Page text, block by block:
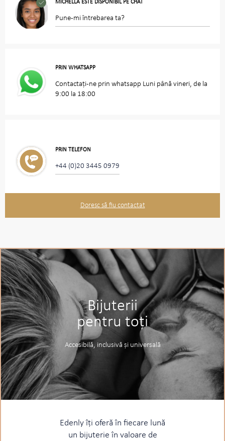
MICHELLA ESTE DISPONIBIL PE CHAT
Pune-mi întrebarea ta?
PRIN WHATSAPP
Contactați-ne prin whatsapp Luni până vineri, de la
9:00 la 18:00
PRIN TELEFON
+44 (0)20 3445 0979
Doresc să fiu contactat
Bijuterii
pentru toți
Accesibilă, inclusivă și universală
Edenly îți oferă în fiecare lună
un bijuterie în valoare de